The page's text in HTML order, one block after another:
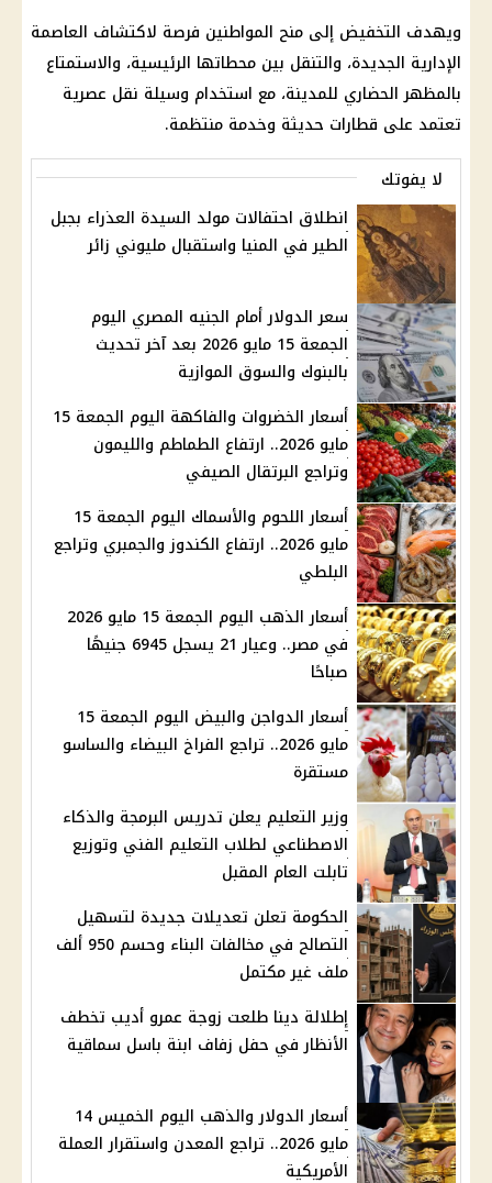
ويهدف التخفيض إلى منح المواطنين فرصة لاكتشاف العاصمة
الإدارية الجديدة، والتنقل بين محطاتها الرئيسية، والاستمتاع
بالمظهر الحضاري للمدينة، مع استخدام وسيلة نقل عصرية
تعتمد على قطارات حديثة وخدمة منتظمة.
لا يفوتك
انطلاق احتفالات مولد السيدة العذراء بجبل
الطير في المنيا واستقبال مليوني زائر
سعر الدولار أمام الجنيه المصري اليوم
الجمعة 15 مايو 2026 بعد آخر تحديث
بالبنوك والسوق الموازية
أسعار الخضروات والفاكهة اليوم الجمعة 15
مايو 2026.. ارتفاع الطماطم والليمون
وتراجع البرتقال الصيفي
أسعار اللحوم والأسماك اليوم الجمعة 15
مايو 2026.. ارتفاع الكندوز والجمبري وتراجع
البلطي
أسعار الذهب اليوم الجمعة 15 مايو 2026
في مصر.. وعيار 21 يسجل 6945 جنيهًا
صباحًا
أسعار الدواجن والبيض اليوم الجمعة 15
مايو 2026.. تراجع الفراخ البيضاء والساسو
مستقرة
وزير التعليم يعلن تدريس البرمجة والذكاء
الاصطناعي لطلاب التعليم الفني وتوزيع
تابلت العام المقبل
الحكومة تعلن تعديلات جديدة لتسهيل
التصالح في مخالفات البناء وحسم 950 ألف
ملف غير مكتمل
إطلالة دينا طلعت زوجة عمرو أديب تخطف
الأنظار في حفل زفاف ابنة باسل سماقية
أسعار الدولار والذهب اليوم الخميس 14
مايو 2026.. تراجع المعدن واستقرار العملة
الأمريكية